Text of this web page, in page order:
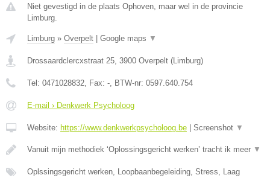
Niet gevestigd in de plaats Ophoven, maar wel in de provincie
Limburg.
Limburg » Overpelt Google maps ▼
Drossaardclercxstraat 25, 3900 Overpelt (Limburg)
Tel: 0471028832, Fax: -, BTW-nr: 0597.640.754
E-mail › Denkwerk Psycholoog
Website: https://www.denkwerkpsycholoog.be Screenshot ▼
Vanuit mijn methodiek ‘Oplossingsgericht werken’ tracht ik meer ▼
Oplssingsgericht werken, Loopbaanbegeleiding, Stress, Laag